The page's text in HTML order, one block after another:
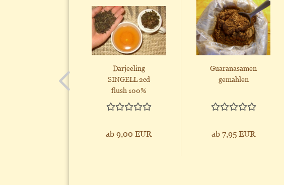
Darjeeling
SINGELL 2cd
flush 100%
naturbelassen!...
ab 9,00 EUR
Guaranasamen
gemahlen
ab 7,95 EUR